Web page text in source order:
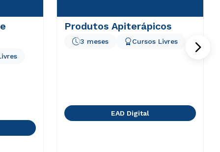
Produtos Apiterápicos
3 meses Cursos Livres
EAD Digital